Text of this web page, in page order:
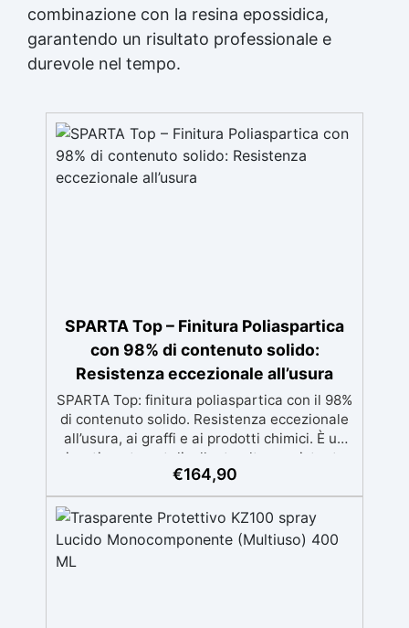
combinazione con la resina epossidica,
garantendo un risultato professionale e
durevole nel tempo.
SPARTA Top – Finitura Poliaspartica
con 98% di contenuto solido:
Resistenza eccezionale all’usura
SPARTA Top: finitura poliaspartica con il 98%
di contenuto solido. Resistenza eccezionale
all’usura, ai graffi e ai prodotti chimici. È un
rivestimento autolivellante ultra-resistente,
con un contenuto solido del 98%, che offre
una durabilità eccezionale contro graffi,
agenti atmosferici e ingiallimento.
Caratteristiche del prodotto Alto contenuto
solido: 98% per una resistenza massima e
€164,90